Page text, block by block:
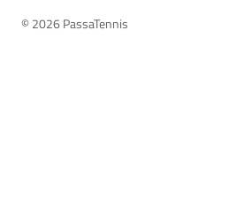
© 2026 PassaTennis